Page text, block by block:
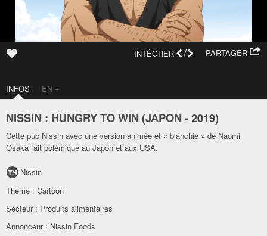
PARTAGER
INTÉGRER /
INFOS EN +
NISSIN : HUNGRY TO WIN (JAPON -2019)
Cette pub Nissin avec une version animée et « blanchie » de Naomi
Osaka fait polémique au Japon et aux USA.
Nissin
Thème : Cartoon
Secteur : Produits alimentaires
Annonceur : Nissin Foods